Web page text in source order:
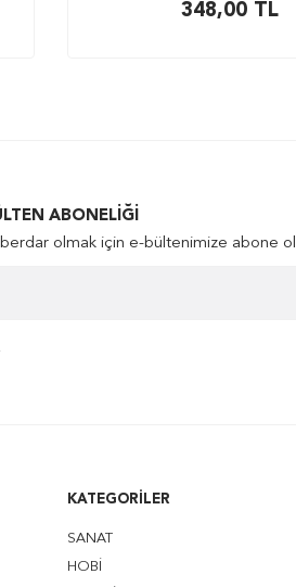
348,00 TL
ABONELIĞI
olmak için e-bültenimize abone
KATEGORILER
SANAT
HOBİ